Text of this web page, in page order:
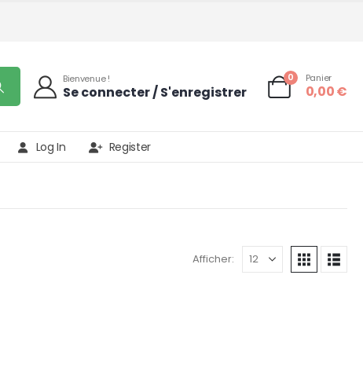
Bienvenue !
Se connecter / S'enregistrer
0 Panier
0,00€
Log In Register
Afficher: